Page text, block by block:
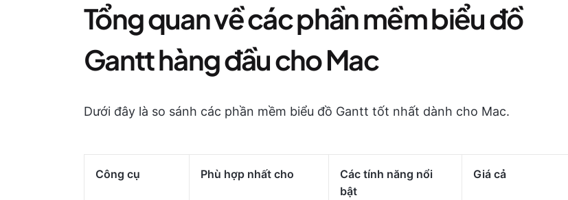
Tổng quan về các phần mềm biểu đồ
Gantt hàng đầu cho Mac
Dưới đây là so sánh các phần mềm biểu đồ Gantt tốt nhất dành cho Mac.
Công cụ Phù hợp nhất cho
Các tính năng nổi
bật
Giá cả